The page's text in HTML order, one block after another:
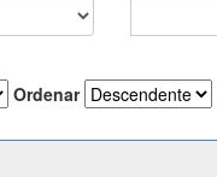
Ordenar